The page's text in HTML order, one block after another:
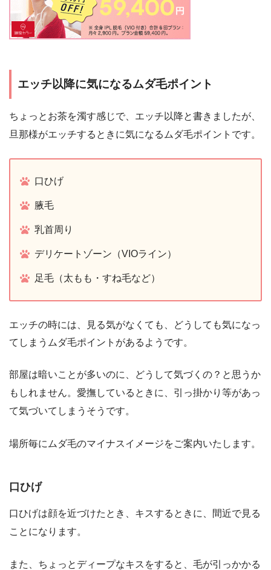
エッチ以降に気になるムダ毛ポイント
ちょっとお茶を濁す感じで、エッチ以降と書きましたが、
旦那様がエッチするときに気になるムダ毛ポイントです。
口ひげ
腋毛
乳首周り
デリケートゾーン（VIOライン）
足毛（太もも・すね毛など）
エッチの時には、見る気がなくても、どうしても気になっ
てしまうムダ毛ポイントがあるようです。
部屋は暗いことが多いのに、どうして気づくの？と思うか
もしれません。愛撫しているときに、引っ掛かり等があっ
て気づいてしまうそうです。
場所毎にムダ毛のマイナスイメージをご案内いたします。
口ひげ
口ひげは顔を近づけたとき、キスするときに、間近で見る
ことになります。
また、ちょっとディープなキスをすると、毛が引っかかる